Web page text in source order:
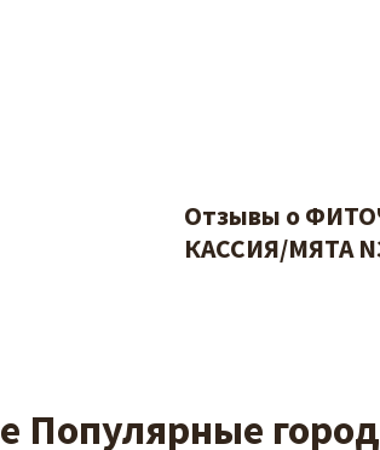
Отзывы о
КАССИЯ/МЯТА
Популярные